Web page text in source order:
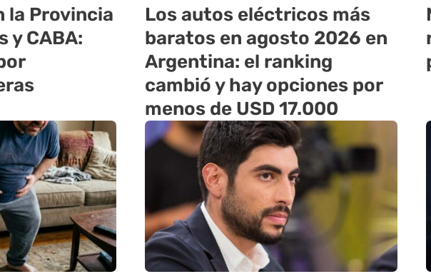
la Provincia
y CABA:
Los autos eléctricos más
baratos en agosto 2026 en
Argentina: el ranking
cambió y hay opciones por
menos de USD 17.000